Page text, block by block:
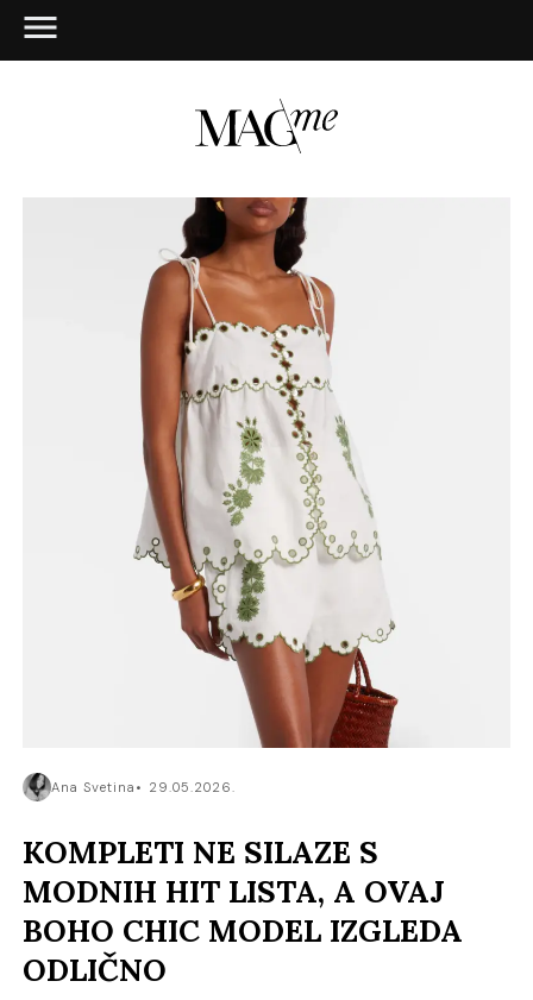
Ana Svetina 29.05.2026.
KOMPLETI NE SILAZE S
MODNIH HIT LISTA, A OVAJ
BOHO CHIC MODEL IZGLEDA
ODLIČNO